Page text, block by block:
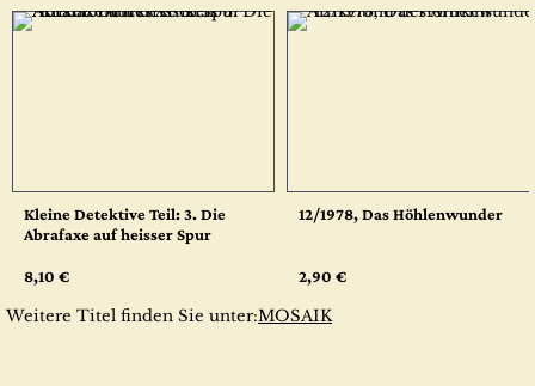
Kleine Detektive Teil: 3. Die
Abrafaxe auf heisser Spur
8,10 €
12/1978, Das Höhlenwunder
2,90 €
Weitere Titel finden Sie unter:MOSAIK